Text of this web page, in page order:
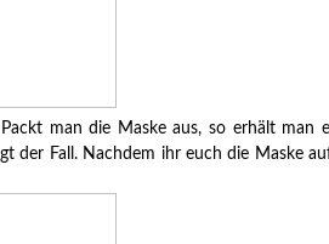
man die Maske aus, so erhält man
der Fall. Nachdem ihr euch die Maske